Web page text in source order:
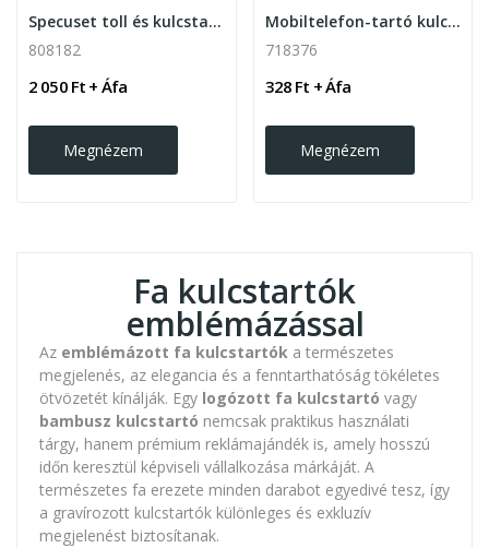
Specuset toll és kulcstartó készlet
808182
2 050 Ft + Áfa
Megnézem
Mobiltelefon-tartó kulcstartó bambusz
718376
328 Ft + Áfa
Megnézem
Fa kulcstartók
emblémázással
Az emblémázott fa kulcstartók a természetes
megjelenés, az elegancia és a fenntarthatóság tökéletes
ötvözetét kínálják. Egy logózott fa kulcstartó vagy
bambusz kulcstartó nemcsak praktikus használati
tárgy, hanem prémium reklámajándék is, amely hosszú
időn keresztül képviseli vállalkozása márkáját. A
természetes fa erezete minden darabot egyedivé tesz, így
a gravírozott kulcstartók különleges és exkluzív
megjelenést biztosítanak.